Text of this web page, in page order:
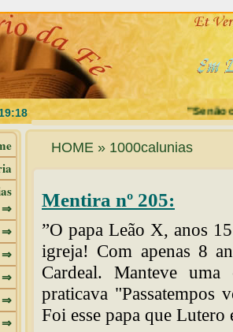
"Se não
⇒
⇒
⇒
⇒
⇒
⇒
HOME » 1000calunias
Mentira nº 205:
”O papa Leão X, anos
igreja! Com apenas 8
Cardeal. Manteve
praticava "Passatempos
Foi esse papa que Lutero